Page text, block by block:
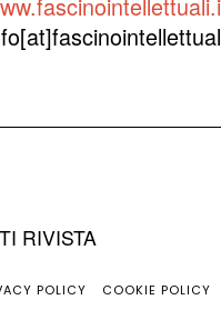
RIVISTA
POLICY COOKIE POLICY